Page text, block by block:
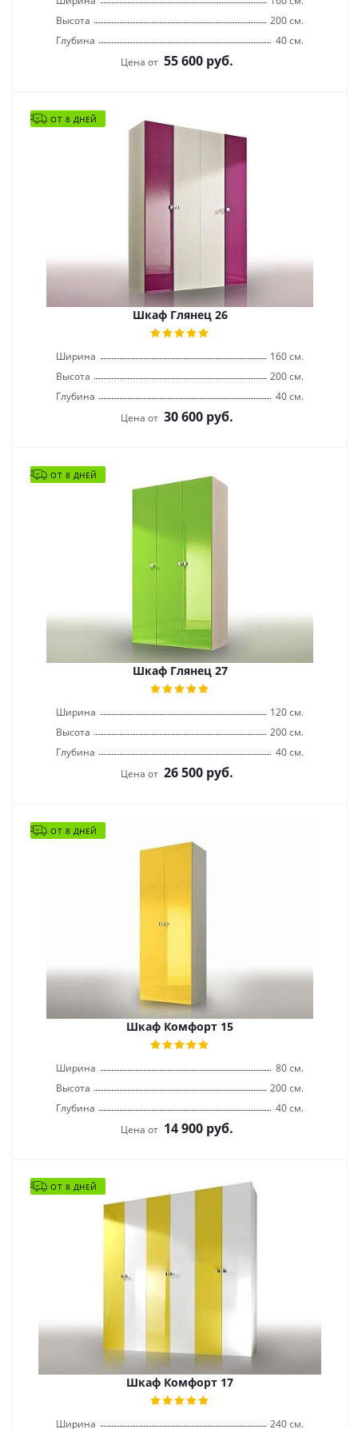
Высота
200 см.
Глубина
40 см.
Цена от 55 600 руб.
ОТ 8 ДНЕЙ
Шкаф Глянец 26
Ширина
160 см.
Высота
200 см.
Глубина
40 см.
Цена от 30 600 руб.
ОТ 8 ДНЕЙ
Шкаф Глянец 27
Ширина
120 см.
Высота
200 см.
Глубина
40 см.
Цена от 26 500 руб.
ОТ 8 ДНЕЙ
Шкаф Комфорт 15
Ширина
80 см.
Высота
200 см.
Глубина
40 см.
Цена от 14 900 руб.
ОТ 8 ДНЕЙ
Шкаф Комфорт 17
Ширина
240 см.